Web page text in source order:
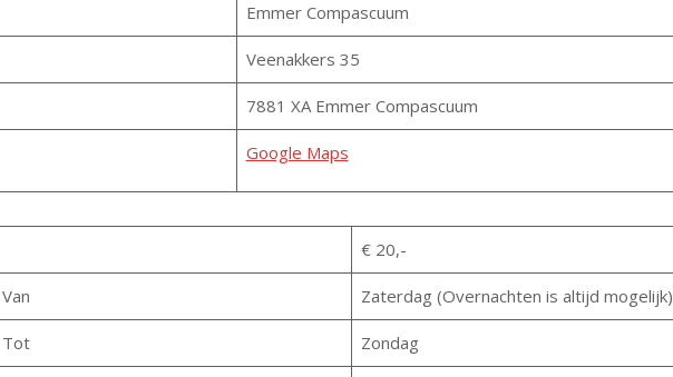
Emmer Compascuum
Veenakkers 35
7881 XA Emmer Compascuum
Google Maps
€ 20,-
Van Zaterdag (Overnachten is altijd mogelijk)
Tot Zondag